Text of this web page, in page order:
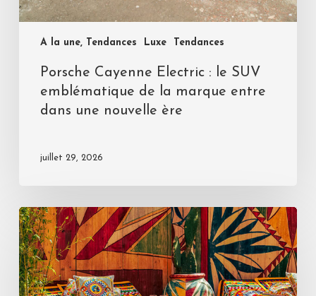
A la une, Tendances Luxe Tendances
Porsche Cayenne Electric : le SUV
emblématique de la marque entre
dans une nouvelle ère
juillet 29, 2026